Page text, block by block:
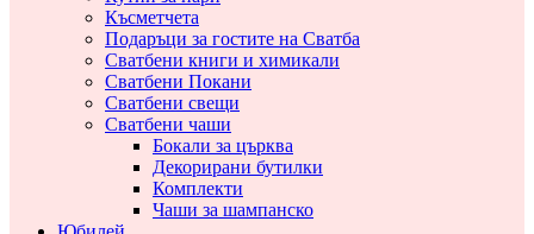
Късметчета
Подаръци за гостите на Сватба
Сватбени книги и химикали
Сватбени Покани
Сватбени свещи
Сватбени чаши
Бокали за църква
Декорирани бутилки
Комплекти
Чаши за шампанско